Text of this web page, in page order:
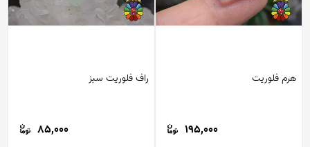
هرم فلوریت
195,000
راف فلوریت سبز
85,000